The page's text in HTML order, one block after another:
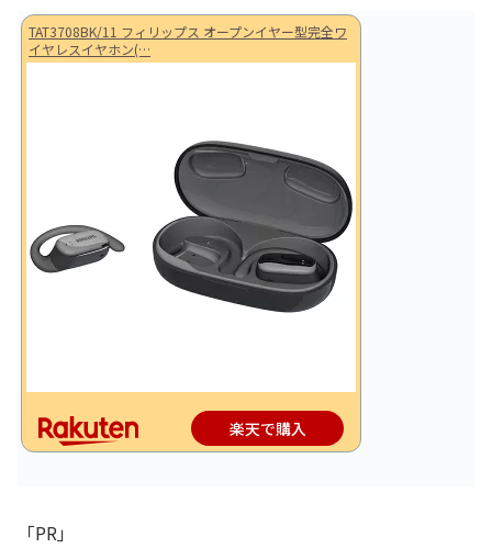
TAT3708BK/11 フィリップス オープンイヤー型完全ワ
イヤレスイヤホン(…
楽天で購入
「PR」